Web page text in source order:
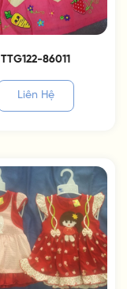
TTG122-86011
Liên Hệ